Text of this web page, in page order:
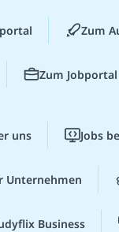
Zum
Zum Jobportal
uns Jobs
Unternehmen
Business